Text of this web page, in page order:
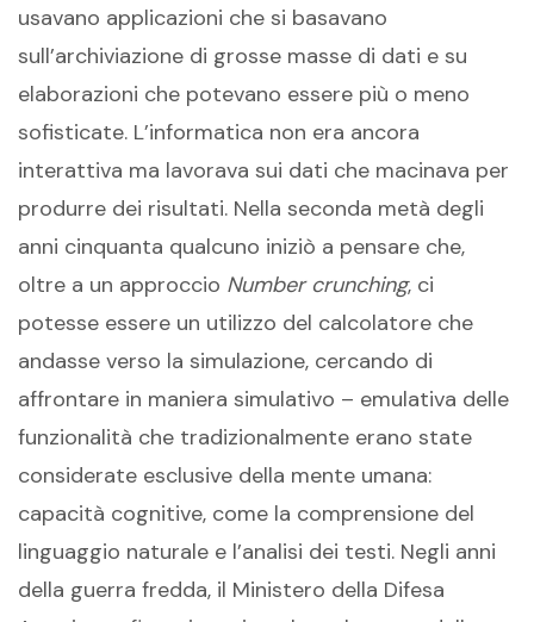
usavano applicazioni che si basavano
sull’archiviazione di grosse masse di dati e su
elaborazioni che potevano essere più o meno
sofisticate. L’informatica non era ancora
interattiva ma lavorava sui dati che macinava per
produrre dei risultati. Nella seconda metà degli
anni cinquanta qualcuno iniziò a pensare che,
oltre a un approccio Number crunching, ci
potesse essere un utilizzo del calcolatore che
andasse verso la simulazione, cercando di
affrontare in maniera simulativo – emulativa delle
funzionalità che tradizionalmente erano state
considerate esclusive della mente umana:
capacità cognitive, come la comprensione del
linguaggio naturale e l’analisi dei testi. Negli anni
della guerra fredda, il Ministero della Difesa